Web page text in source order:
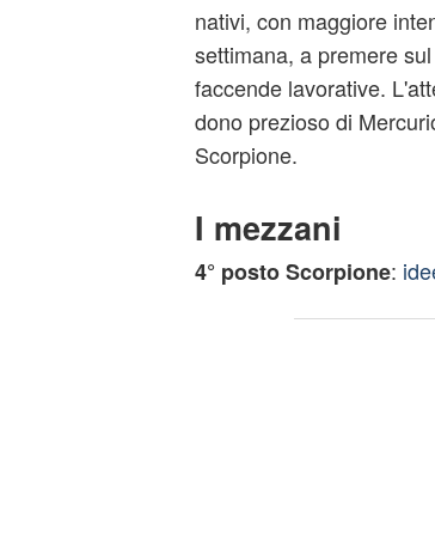
nativi, con maggiore
settimana, a premere
faccende lavorative.
dono prezioso di
Scorpione.
I mezzani
4° posto Scorpione: